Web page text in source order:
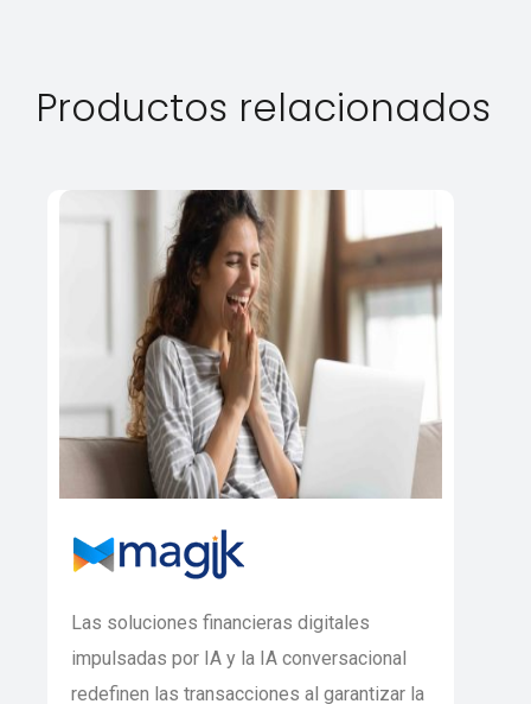
Productos relacionados
Las soluciones financieras digitales
impulsadas por IA y la IA conversacional
redefinen las transacciones al garantizar la